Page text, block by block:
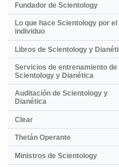
Fundador de Scientology
Lo que hace Scientology por el
individuo
Libros de Scientology y
Servicios de entrenamiento de
Scientology y Dianética
Auditación de Scientology y
Dianética
Clear
Thetán Operante
Ministros de Scientology